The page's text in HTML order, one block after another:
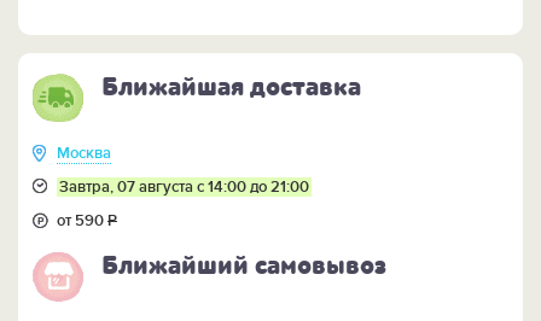
Ближайшая доставка
Москва
Завтра, 07 августа с 14:00 до 21:00
от 590Р
Ближайший самовывоз